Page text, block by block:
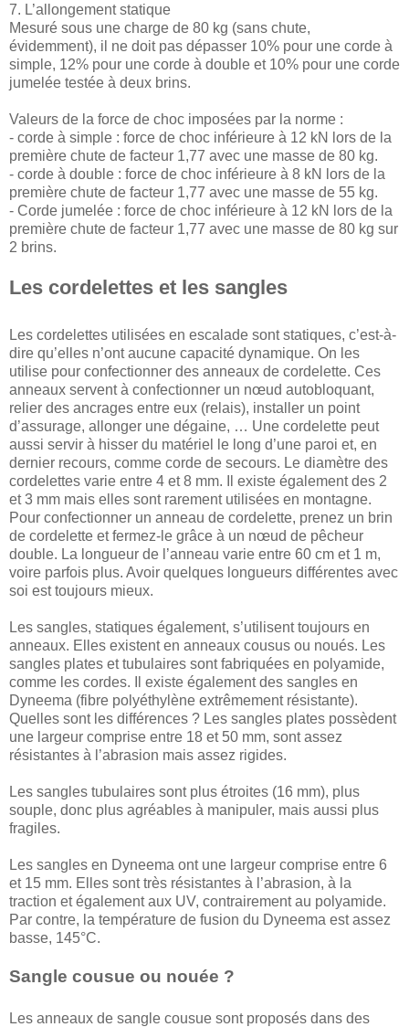
7. L’allongement statique
Mesuré sous une charge de 80 kg (sans chute,
évidemment), il ne doit pas dépasser 10% pour une corde à
simple, 12% pour une corde à double et 10% pour une corde
jumelée testée à deux brins.
Valeurs de la force de choc imposées par la norme :
- corde à simple : force de choc inférieure à 12 kN lors de la
première chute de facteur 1,77 avec une masse de 80 kg.
- corde à double : force de choc inférieure à 8 kN lors de la
première chute de facteur 1,77 avec une masse de 55 kg.
- Corde jumelée : force de choc inférieure à 12 kN lors de la
première chute de facteur 1,77 avec une masse de 80 kg sur
2 brins.
Les cordelettes et les sangles
Les cordelettes utilisées en escalade sont statiques, c’est-à-
dire qu’elles n’ont aucune capacité dynamique. On les
utilise pour confectionner des anneaux de cordelette. Ces
anneaux servent à confectionner un nœud autobloquant,
relier des ancrages entre eux (relais), installer un point
d’assurage, allonger une dégaine, … Une cordelette peut
aussi servir à hisser du matériel le long d’une paroi et, en
dernier recours, comme corde de secours. Le diamètre des
cordelettes varie entre 4 et 8 mm. Il existe également des 2
et 3 mm mais elles sont rarement utilisées en montagne.
Pour confectionner un anneau de cordelette, prenez un brin
de cordelette et fermez-le grâce à un nœud de pêcheur
double. La longueur de l’anneau varie entre 60 cm et 1 m,
voire parfois plus. Avoir quelques longueurs différentes avec
soi est toujours mieux.
Les sangles, statiques également, s’utilisent toujours en
anneaux. Elles existent en anneaux cousus ou noués. Les
sangles plates et tubulaires sont fabriquées en polyamide,
comme les cordes. Il existe également des sangles en
Dyneema (fibre polyéthylène extrêmement résistante).
Quelles sont les différences ? Les sangles plates possèdent
une largeur comprise entre 18 et 50 mm, sont assez
résistantes à l’abrasion mais assez rigides.
Les sangles tubulaires sont plus étroites (16 mm), plus
souple, donc plus agréables à manipuler, mais aussi plus
fragiles.
Les sangles en Dyneema ont une largeur comprise entre 6
et 15 mm. Elles sont très résistantes à l’abrasion, à la
traction et également aux UV, contrairement au polyamide.
Par contre, la température de fusion du Dyneema est assez
basse, 145°C.
Sangle cousue ou nouée ?
Les anneaux de sangle cousue sont proposés dans des